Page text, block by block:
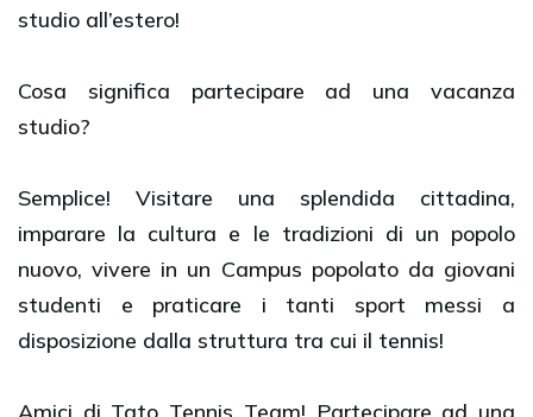
studio all’estero!
Cosa significa partecipare ad una vacanza
studio?
Semplice! Visitare una splendida cittadina,
imparare la cultura e le tradizioni di un popolo
nuovo, vivere in un Campus popolato da giovani
studenti e praticare i tanti sport messi a
disposizione dalla struttura tra cui il tennis!